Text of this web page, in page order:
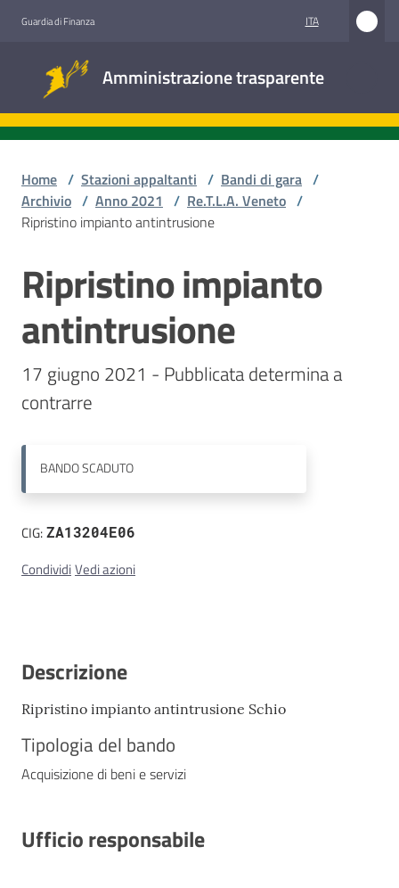
Guardia di Finanza ITA
Amministrazione trasparente
trasparente
Accesso
Stazioni
appaltanti
Contatti
Home / Stazioni appaltanti / Bandi di gara /
Archivio / Anno 2021 / Re.T.L.A. Veneto /
Ripristino impianto antintrusione
Salta al contenuto
Ripristino impianto
antintrusione
17 giugno 2021 - Pubblicata determina a
BANDOSCADUTO
CIG:ZA13204E06
CondividiVedi azioni
Descrizione
Ripristino impianto antintrusione Schio
Tipologia del bando
Acquisizione di beni e servizi
Ufficio responsabile